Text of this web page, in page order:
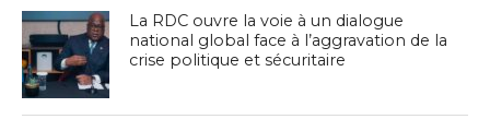
La RDC ouvre la voie à un dialogue
national global face à l’aggravation de la
crise politique et sécuritaire